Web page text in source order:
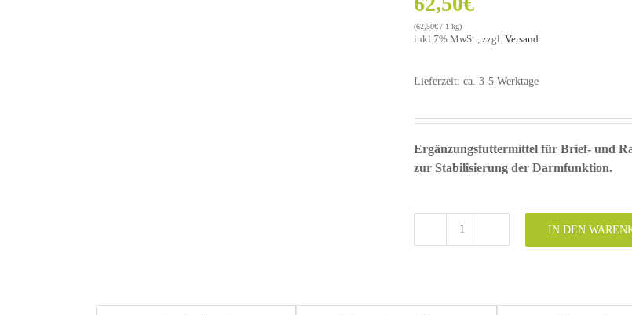
(62,50€ / 1 kg)
inkl 7% MwSt., zzgl. Versand
Lieferzeit: ca. 3-5 Werktage
Ergänzungsfuttermittel für Brief- und
zur Stabilisierung der Darmfunktion.
IN DEN